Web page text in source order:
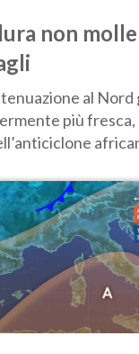
non
al Nord
più